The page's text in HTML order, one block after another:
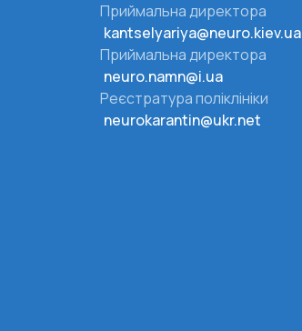
Приймальна директора
kantselyariya@neuro.kiev.ua
Приймальна директора
neuro.namn@i.ua
Реєстратура поліклініки
neurokarantin@ukr.net